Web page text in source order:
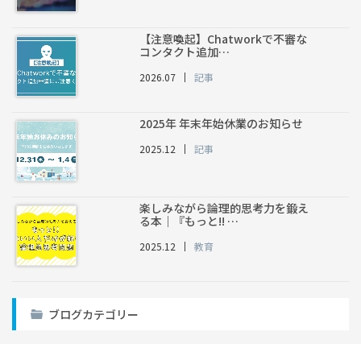
【注意喚起】Chatworkで不審な
コンタクト追加…
2026.07 記事
2025年 年末年始休業のお知らせ
2025.12 記事
楽しみながら論理的思考力を鍛え
る本｜『もっと!! …
2025.12 教育
ブログカテゴリー